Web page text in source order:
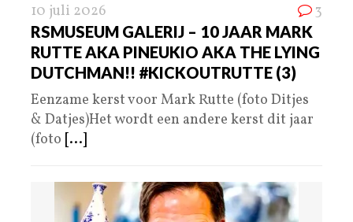
10 juli 2026 3
RSMUSEUM GALERIJ – 10 JAAR MARK
RUTTE AKA PINEUKIO AKA THE LYING
DUTCHMAN!! #KICKOUTRUTTE (3)
Eenzame kerst voor Mark Rutte (foto Ditjes
& Datjes)Het wordt een andere kerst dit jaar
(foto [...]